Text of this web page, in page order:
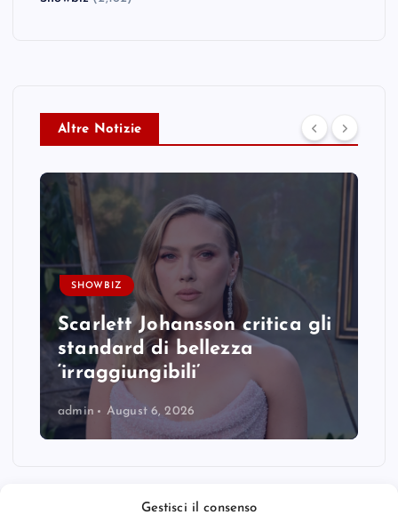
Gestisci il consenso
Altre Notizie
SHOWBIZ
Scarlett Johansson critica gli
standard di bellezza
‘irraggiungibili’
admin August 6, 2026